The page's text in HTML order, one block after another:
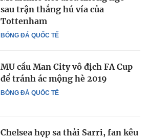
BÓNG ĐÁ QUỐC TẾ
sau trận thắng hú vía của
Tottenham
BÓNG ĐÁ QUỐC TẾ
MU cầu Man City vô địch FA Cup
để tránh ác mộng hè 2019
Chelsea họp sa thải Sarri, fan kêu